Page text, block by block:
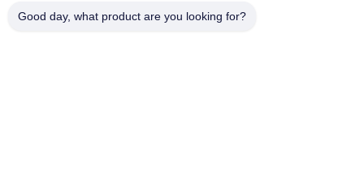
Good day, what product are you looking for?